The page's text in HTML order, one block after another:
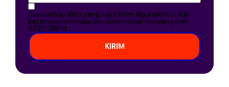
Saya setuju data yang saya kirim digunakan untuk
keperluan notifikasi dan komunikasi dengan pihak
YAZCORP.id
KIRIM